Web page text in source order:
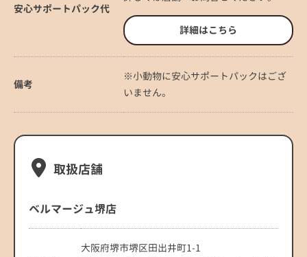
安心サポートパック代
詳細はこちら
備考
※小動物に安心サポートパックはござ
いません。
取扱店舗
ベルマージュ堺店
大阪府堺市堺区田出井町1-1